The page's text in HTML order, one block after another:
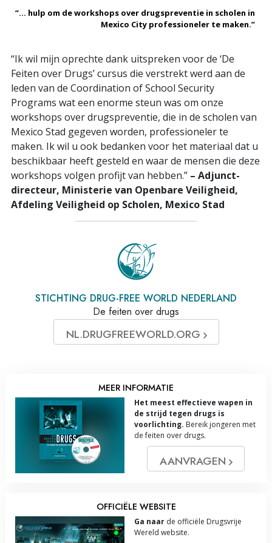
“... hulp om de workshops over drugspreventie in scholen in
Mexico City professioneler te maken.”
“Ik wil mijn oprechte dank uitspreken voor de ‘De
Feiten over Drugs’ cursus die verstrekt werd aan de
leden van de Coordination of School Security
Programs wat een enorme steun was om onze
workshops over drugspreventie, die in de scholen van
Mexico Stad gegeven worden, professioneler te
maken. Ik wil u ook bedanken voor het materiaal dat u
beschikbaar heeft gesteld en waar de mensen die deze
workshops volgen profijt van hebben.” – Adjunct-
directeur, Ministerie van Openbare Veiligheid,
Afdeling Veiligheid op Scholen, Mexico Stad
STICHTING DRUG-FREE WORLD NEDERLAND
De feiten over drugs
NL.DRUGFREEWORLD.ORG
MEER INFORMATIE
Het meest effectieve wapen in
de strijd tegen drugs is
voorlichting. Bereik jongeren met
de feiten over drugs.
AANVRAGEN
OFFICIËLE WEBSITE
Ga naar de officiële Drugsvrije
Wereld website.